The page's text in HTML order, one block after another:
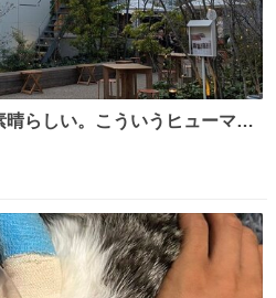
らしい。こういうヒューマン
。